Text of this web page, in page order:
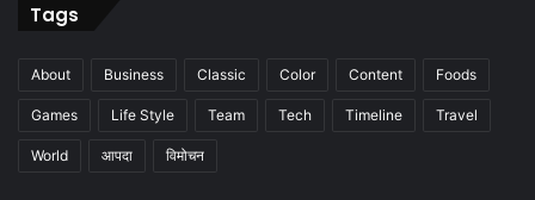
Tags
About Business Classic Color Content Foods
Games Life Style Team Tech Timeline Travel
World आपदा विमोचन